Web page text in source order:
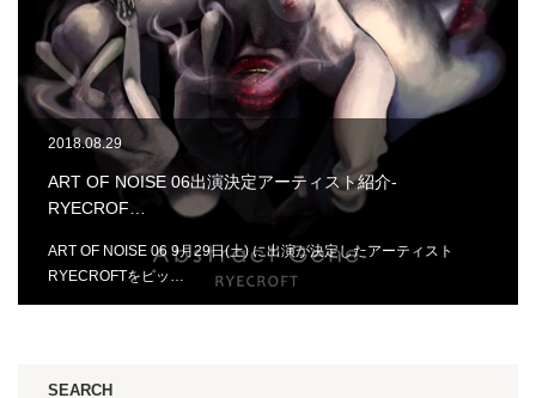
2018.08.29
ART OF NOISE 06出演決定アーティスト紹介-
RYECROF…
ART OF NOISE 06 9月29日(土) に出演が決定したアーティスト
RYECROFTをピッ…
SEARCH